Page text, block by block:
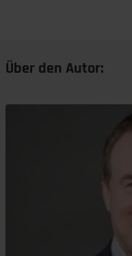
Über den Autor: